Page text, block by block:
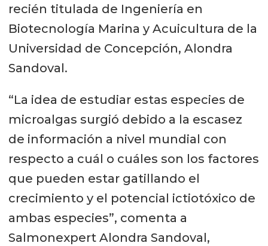
recién titulada de Ingeniería en
Biotecnología Marina y Acuicultura de la
Universidad de Concepción, Alondra
Sandoval.
“La idea de estudiar estas especies de
microalgas surgió debido a la escasez
de información a nivel mundial con
respecto a cuál o cuáles son los factores
que pueden estar gatillando el
crecimiento y el potencial ictiotóxico de
ambas especies”, comenta a
Salmonexpert Alondra Sandoval,